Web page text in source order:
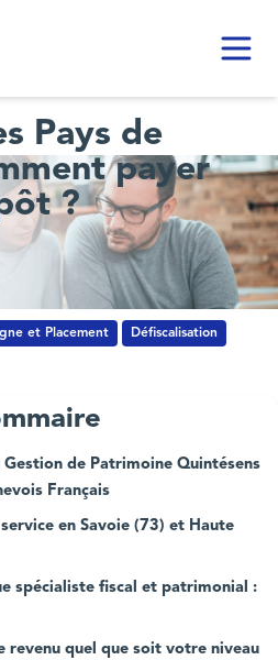
Pays de
payer
?
et Placement Défiscalisation
Gestion de Patrimoine Quintésens
Français
en Savoie (73) et Haute
spécialiste fiscal et patrimonial :
revenu quel que soit votre niveau